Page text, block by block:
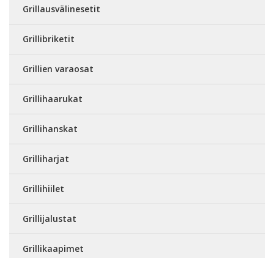
Grillausvälinesetit
Grillibriketit
Grillien varaosat
Grillihaarukat
Grillihanskat
Grilliharjat
Grillihiilet
Grillijalustat
Grillikaapimet